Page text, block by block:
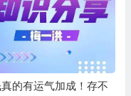
的有运气加成！存不